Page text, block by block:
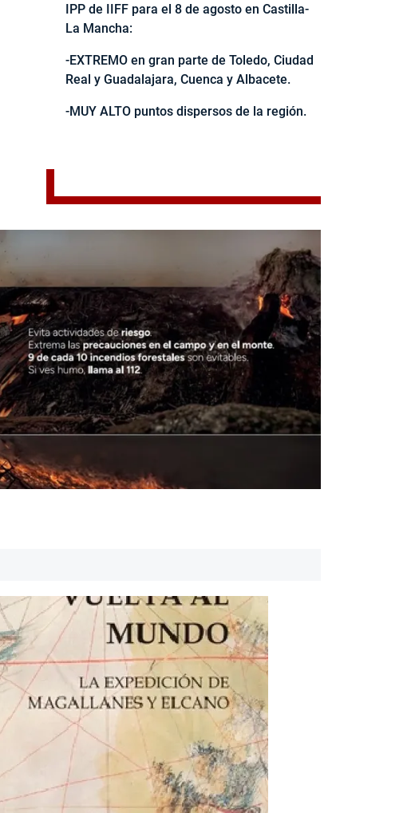
IPP de IIFF para el 8 de agosto en Castilla-
La Mancha:
-EXTREMO en gran parte de Toledo, Ciudad
Real y Guadalajara, Cuenca y Albacete.
-MUY ALTO puntos dispersos de la región.